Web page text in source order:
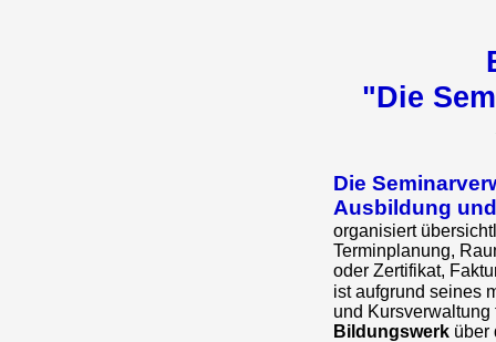
Die
Ausbildung
organisiert
Terminplanung,
oder Zertifikat,
ist aufgrund seines
und
Bildungswerk über
"Die